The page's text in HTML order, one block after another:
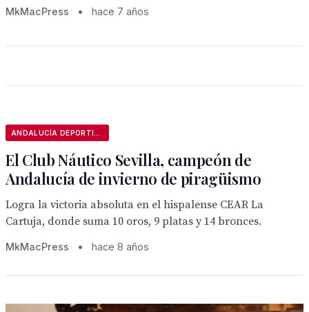
MkMacPress • hace 7 años
El Club Náutico Sevilla, campeón de
Andalucía de invierno de piragüismo
Logra la victoria absoluta en el hispalense CEAR La
Cartuja, donde suma 10 oros, 9 platas y 14 bronces.
MkMacPress • hace 8 años